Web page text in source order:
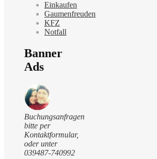
Einkaufen
Gaumenfreuden
KFZ
Notfall
Banner
Ads
Buchungsanfragen
bitte per
Kontaktformular,
oder unter
039487-740992